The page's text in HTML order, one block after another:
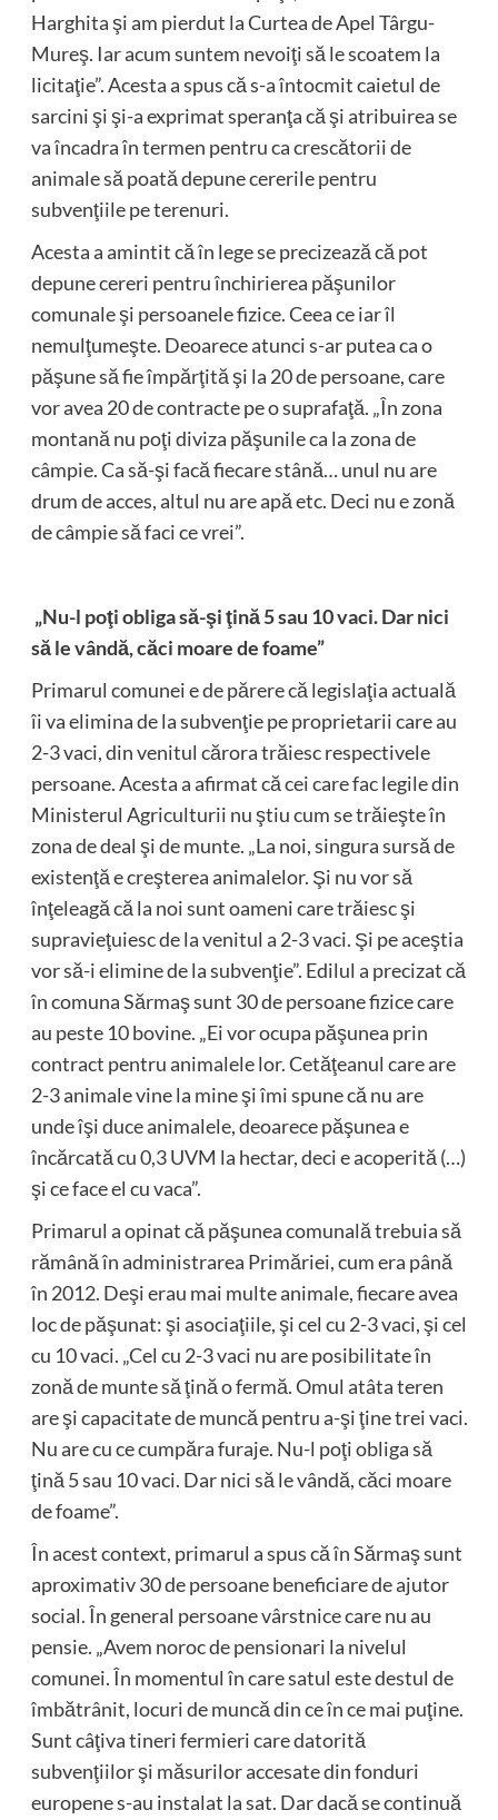
Harghita şi am pierdut la Curtea de Apel Târgu-
Mureş. Iar acum suntem nevoiţi să le scoatem la
licitaţie”. Acesta a spus că s-a întocmit caietul de
sarcini şi şi-a exprimat speranţa că şi atribuirea se
va încadra în termen pentru ca crescătorii de
animale să poată depune cererile pentru
subvenţiile pe terenuri.
Acesta a amintit că în lege se precizează că pot
depune cereri pentru închirierea păşunilor
comunale şi persoanele fizice. Ceea ce iar îl
nemulţumeşte. Deoarece atunci s-ar putea ca o
păşune să fie împărţită şi la 20 de persoane, care
vor avea 20 de contracte pe o suprafaţă. „În zona
montană nu poţi diviza păşunile ca la zona de
câmpie. Ca să-şi facă fiecare stână… unul nu are
drum de acces, altul nu are apă etc. Deci nu e zonă
de câmpie să faci ce vrei”.
„Nu-l poţi obliga să-şi ţină 5 sau 10 vaci. Dar nici
să le vândă, căci moare de foame”
Primarul comunei e de părere că legislaţia actuală
îi va elimina de la subvenţie pe proprietarii care au
2-3 vaci, din venitul cărora trăiesc respectivele
persoane. Acesta a afirmat că cei care fac legile din
Ministerul Agriculturii nu ştiu cum se trăieşte în
zona de deal şi de munte. „La noi, singura sursă de
existenţă e creşterea animalelor. Şi nu vor să
înţeleagă că la noi sunt oameni care trăiesc şi
supravieţuiesc de la venitul a 2-3 vaci. Şi pe aceştia
vor să-i elimine de la subvenţie”. Edilul a precizat că
în comuna Sărmaş sunt 30 de persoane fizice care
au peste 10 bovine. „Ei vor ocupa păşunea prin
contract pentru animalele lor. Cetăţeanul care are
2-3 animale vine la mine şi îmi spune că nu are
unde îşi duce animalele, deoarece păşunea e
încărcată cu 0,3 UVM la hectar, deci e acoperită (…)
şi ce face el cu vaca”.
Primarul a opinat că păşunea comunală trebuia să
rămână în administrarea Primăriei, cum era până
în 2012. Deşi erau mai multe animale, fiecare avea
loc de păşunat: şi asociaţiile, şi cel cu 2-3 vaci, şi cel
cu 10 vaci. „Cel cu 2-3 vaci nu are posibilitate în
zonă de munte să ţină o fermă. Omul atâta teren
are şi capacitate de muncă pentru a-şi ţine trei vaci.
Nu are cu ce cumpăra furaje. Nu-l poţi obliga să
ţină 5 sau 10 vaci. Dar nici să le vândă, căci moare
de foame”.
În acest context, primarul a spus că în Sărmaş sunt
aproximativ 30 de persoane beneficiare de ajutor
social. În general persoane vârstnice care nu au
pensie. „Avem noroc de pensionari la nivelul
comunei. În momentul în care satul este destul de
îmbătrânit, locuri de muncă din ce în ce mai puţine.
Sunt câţiva tineri fermieri care datorită
subvenţiilor şi măsurilor accesate din fonduri
europene s-au instalat la sat. Dar dacă se continuă